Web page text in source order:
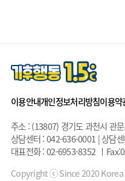
이용안내개인정보처리방침이용약
주소 : (13807) 경기도 과천시 관
상담센터 : 042-636-0001 | 상담
대표전화 : 02-6953-8352
Copyright ⓒ Since 2020